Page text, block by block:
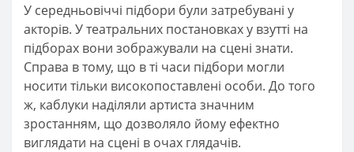
У середньовіччі підбори були затребувані у
акторів. У театральних постановках у взутті на
підборах вони зображували на сцені знати.
Справа в тому, що в ті часи підбори могли
носити тільки високопоставлені особи. До того
ж, каблуки наділяли артиста значним
зростанням, що дозволяло йому ефектно
виглядати на сцені в очах глядачів.